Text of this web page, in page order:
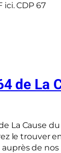
CDP 67
de La
La Cause
le trouver
de nos